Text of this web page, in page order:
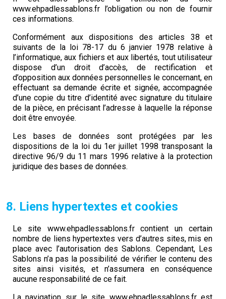
www.ehpadlessablons.fr l’obligation ou non de fournir
ces informations.
Conformément aux dispositions des articles 38 et
suivants de la loi 78-17 du 6 janvier 1978 relative à
l’informatique, aux fichiers et aux libertés, tout utilisateur
dispose d’un droit d’accès, de rectification et
d’opposition aux données personnelles le concernant, en
effectuant sa demande écrite et signée, accompagnée
d’une copie du titre d’identité avec signature du titulaire
de la pièce, en précisant l’adresse à laquelle la réponse
doit être envoyée.
Les bases de données sont protégées par les
dispositions de la loi du 1er juillet 1998 transposant la
directive 96/9 du 11 mars 1996 relative à la protection
juridique des bases de données.
8. Liens hypertextes et cookies
Le site www.ehpadlessablons.fr contient un certain
nombre de liens hypertextes vers d’autres sites, mis en
place avec l’autorisation des Sablons. Cependant, Les
Sablons n’a pas la possibilité de vérifier le contenu des
sites ainsi visités, et n’assumera en conséquence
aucune responsabilité de ce fait.